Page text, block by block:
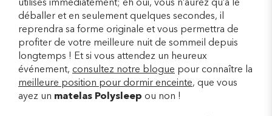
utilisés immédiatement; eh oui, vous n’aurez qu’à le
déballer et en seulement quelques secondes, il
reprendra sa forme originale et vous permettra de
profiter de votre meilleure nuit de sommeil depuis
longtemps ! Et si vous attendez un heureux
événement, consultez notre blogue pour connaître la
meilleure position pour dormir enceinte, que vous
ayez un matelas Polysleep ou non !